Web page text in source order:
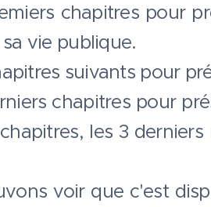
chapitres pour
vie publique.
suivants pour
chapitres pour
les 3
voir que c'est